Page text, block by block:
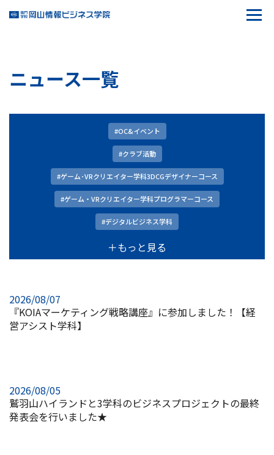
ニュース一覧
#OC&イベント
#クラブ活動
#ゲーム･VRクリエイター学科3DCGデザイナーコース
#ゲーム・VRクリエイター学科プログラマーコース
#デジタルビジネス学科
＋もっと見る
2026/08/07
『KOIAマーケティング戦略講座』に参加しました！【経
営アシスト学科】
2026/08/05
鷲羽山ハイランドと3学科のビジネスプロジェクトの最終
発表会を行いました★